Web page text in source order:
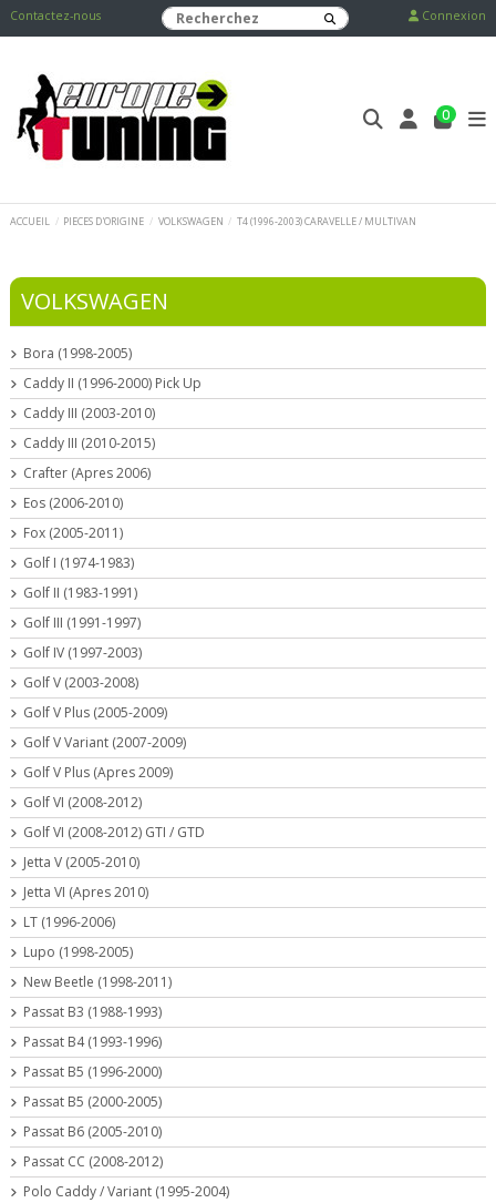
Contactez-nous Connexion
0
ACCUEIL PIECES D'ORIGINE VOLKSWAGEN T4 (1996-2003) CARAVELLE / MULTIVAN
VOLKSWAGEN
Bora (1998-2005)
Caddy II (1996-2000) Pick Up
Caddy III (2003-2010)
Caddy III (2010-2015)
Crafter (Apres 2006)
Eos (2006-2010)
Fox (2005-2011)
Golf I (1974-1983)
Golf II (1983-1991)
Golf III (1991-1997)
Golf IV (1997-2003)
Golf V (2003-2008)
Golf V Plus (2005-2009)
Golf V Variant (2007-2009)
Golf V Plus (Apres 2009)
Golf VI (2008-2012)
Golf VI (2008-2012) GTI / GTD
Jetta V (2005-2010)
Jetta VI (Apres 2010)
LT (1996-2006)
Lupo (1998-2005)
New Beetle (1998-2011)
Passat B3 (1988-1993)
Passat B4 (1993-1996)
Passat B5 (1996-2000)
Passat B5 (2000-2005)
Passat B6 (2005-2010)
Passat CC (2008-2012)
Polo Caddy / Variant (1995-2004)